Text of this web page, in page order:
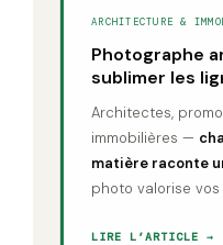
ARCHITECTURE &
Photographe
sublimer les
Architectes,
immobilières —
matière raconte
photo valorise
LIRE L’ARTICLE →